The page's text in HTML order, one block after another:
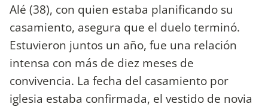
Alé (38), con quien estaba planificando su
casamiento, asegura que el duelo terminó.
Estuvieron juntos un año, fue una relación
intensa con más de diez meses de
convivencia. La fecha del casamiento por
iglesia estaba confirmada, el vestido de novia